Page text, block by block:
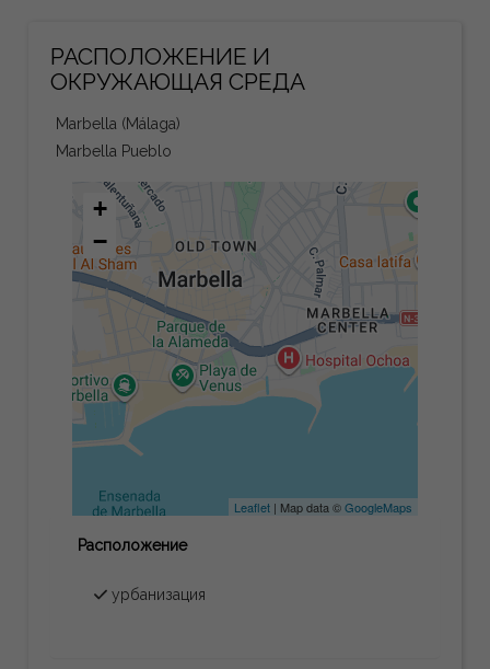
РАСПОЛОЖЕНИЕ И
ОКРУЖАЮЩАЯ СРЕДА
Marbella (Málaga)
Marbella Pueblo
+
−
Leaflet| Map data ©GoogleMaps
Расположение
урбанизация